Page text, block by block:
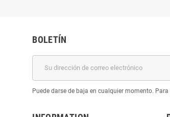
BOLETÍN
Puede darse de baja en cualquier momento.